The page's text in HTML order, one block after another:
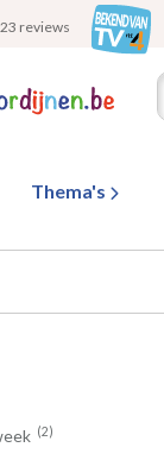
reviews
Thema's
(2)